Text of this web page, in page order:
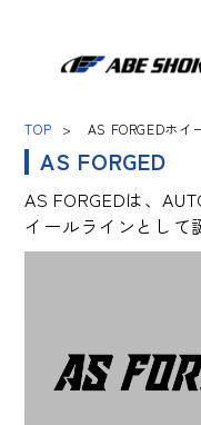
TOP AS FORGEDホイ
AS FORGED
AS FORGEDは、
イールラインとして